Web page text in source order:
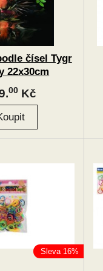
čísel Tygr
22x30cm
00Kč
Sleva 16%